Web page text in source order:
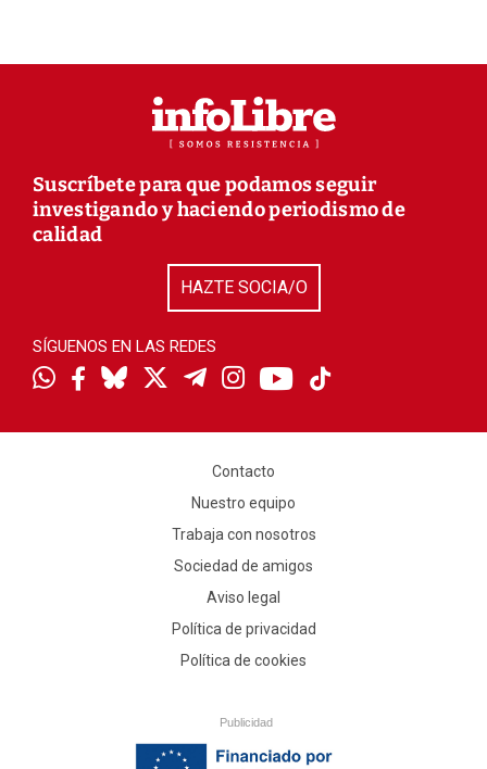
Suscríbete para que podamos seguir
investigando y haciendo periodismo de
calidad
HAZTE SOCIA/O
SÍGUENOS EN LAS REDES
Contacto
Nuestro equipo
Trabaja con nosotros
Sociedad de amigos
Aviso legal
Política de privacidad
Política de cookies
Publicidad